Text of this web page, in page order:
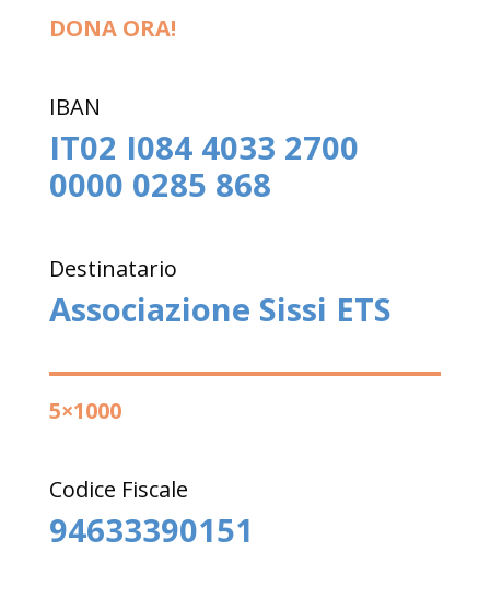
DONA ORA!
IBAN
IT02 I084 4033 2700
0000 0285 868
Destinatario
Associazione Sissi ETS
5×1000
Codice Fiscale
94633390151